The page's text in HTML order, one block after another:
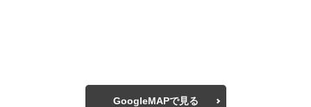
GoogleMAPで見る